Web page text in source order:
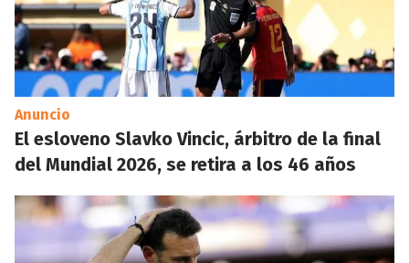
Anuncio
El esloveno Slavko Vincic, árbitro de la final
del Mundial 2026, se retira a los 46 años